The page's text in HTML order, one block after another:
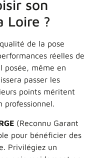
son
Loire ?
de la pose
réelles de
posée, même en
passer les
points méritent
professionnel.
(Reconnu Garant
pour bénéficier des
Privilégiez un